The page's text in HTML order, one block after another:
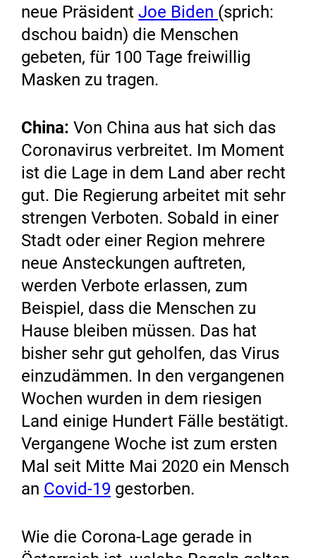
neue Präsident Joe Biden (sprich:
dschou baidn) die Menschen
gebeten, für 100 Tage freiwillig
Masken zu tragen.
China: Von China aus hat sich das
Coronavirus verbreitet. Im Moment
ist die Lage in dem Land aber recht
gut. Die Regierung arbeitet mit sehr
strengen Verboten. Sobald in einer
Stadt oder einer Region mehrere
neue Ansteckungen auftreten,
werden Verbote erlassen, zum
Beispiel, dass die Menschen zu
Hause bleiben müssen. Das hat
bisher sehr gut geholfen, das Virus
einzudämmen. In den vergangenen
Wochen wurden in dem riesigen
Land einige Hundert Fälle bestätigt.
Vergangene Woche ist zum ersten
Mal seit Mitte Mai 2020 ein Mensch
an Covid-19 gestorben.
Wie die Corona-Lage gerade in